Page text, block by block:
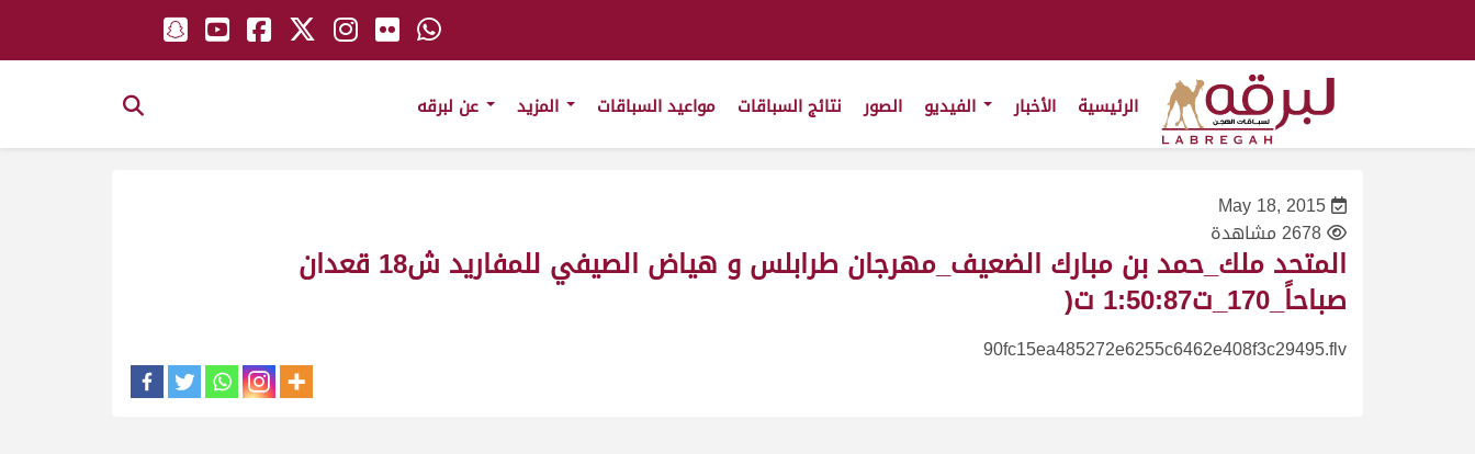
الرئيسية الأخبار الصور نتائج السباقات مواعيد السباقات
May 18, 2015
2678 مشاهدة
المتحد ملك_حمد بن مبارك الضعيف_مهرجان طرابلس و هياض الصيفي للمفاريد ش18 قعدان
صباحاً_170_ت1:50:87 ت(
90fc15ea485272e6255c6462e408f3c29495.flv